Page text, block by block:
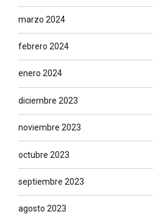
marzo 2024
febrero 2024
enero 2024
diciembre 2023
noviembre 2023
octubre 2023
septiembre 2023
agosto 2023